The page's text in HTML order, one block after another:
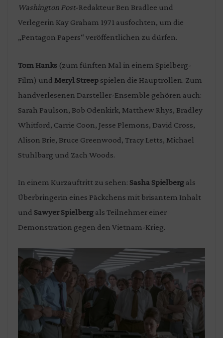
Washington Post-Redakteur Ben Bradlee und
Verlegerin Kay Graham 1971 ausfochten, um die
„Pentagon Papers“ veröffentlichen zu dürfen.
Tom Hanks (zum fünften Mal in einem Spielberg-
Film) und Meryl Streep spielen die Hauptrollen. Zum
handverlesenen Darsteller-Ensemble gehören auch:
Sarah Paulson, Bob Odenkirk, Matthew Rhys, Bradley
Whitford, Carrie Coon, Jesse Plemons, David Cross,
Alison Brie, Bruce Greenwood, Tracy Letts, Michael
Stuhlbarg und Zach Woods.
In einem Kurzauftritt zu sehen: Sasha Spielberg als
Überbringerin eines Päckchens mit brisantem Inhalt
und Sawyer Spielberg als Teilnehmer einer
Demonstration gegen den Vietnam-Krieg.